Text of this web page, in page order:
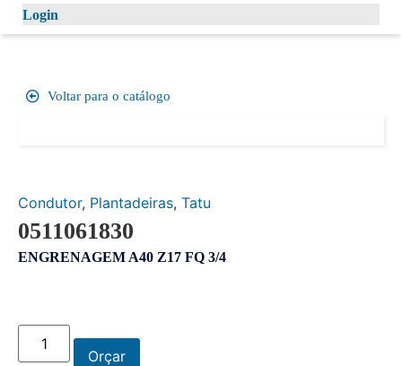
Login
Voltar para o catálogo
Condutor, Plantadeiras, Tatu
0511061830
ENGRENAGEM A40 Z17 FQ 3/4
Orçar